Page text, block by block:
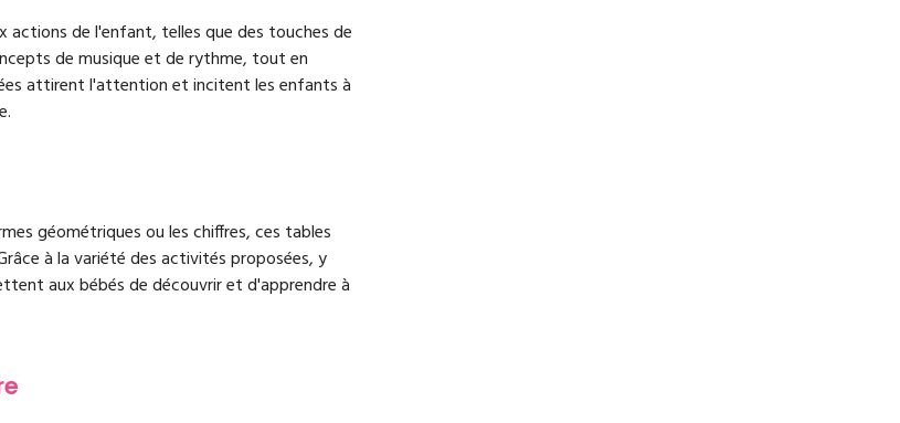
actions de l'enfant, telles que des touches de
de musique et de rythme, tout en
attirent l'attention et incitent les enfants à
géométriques ou les chiffres, ces tables
à la variété des activités proposées, y
aux bébés de découvrir et d'apprendre à